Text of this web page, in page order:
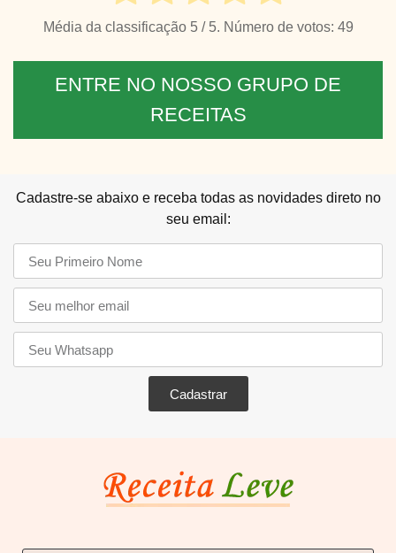
Média da classificação 5/ 5. Número de votos: 49
ENTRE NO NOSSO GRUPO DE
RECEITAS
Cadastre-se abaixo e receba todas as novidades direto no
seu email:
Cadastrar